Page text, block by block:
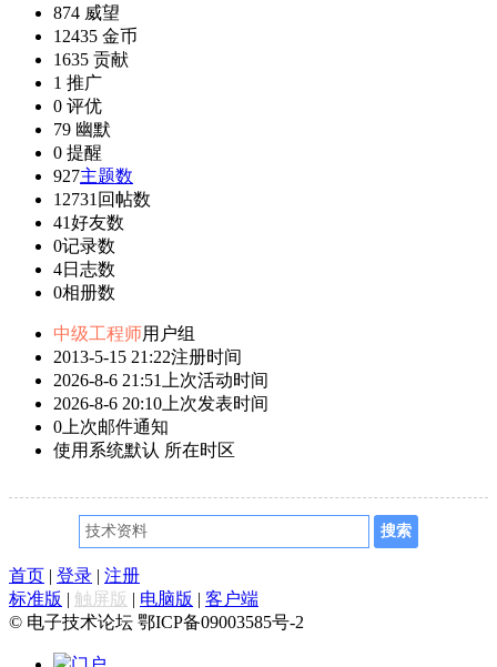
874 威望
12435 金币
1635 贡献
1 推广
0 评优
79 幽默
0 提醒
927主题数
12731 回帖数
41好友数
0记录数
4日志数
0相册数
中级工程师用户组
2013-5-15 21:22注册时间
2026-8-6 21:51
上次活动时间
2026-8-6 20:10 上次发表时间
0 上次邮件通知
使用系统默认 所在时区
首页 | 登录 | 注册
标准版 | 触屏版 | 电脑版 | 客户端
© 电子技术论坛 鄂ICP备09003585号-2